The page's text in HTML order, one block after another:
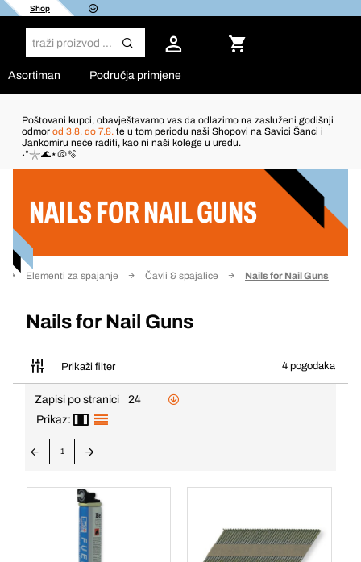
Shop
Asortiman Područja primjene
Poštovani kupci, obavještavamo vas da odlazimo na zasluženi godišnji
odmor od 3.8. do 7.8. te u tom periodu naši Shopovi na Savici Šanci i
Jankomiru neće raditi, kao ni naši kolege u uredu.
˖°𓇼🌊⋆🐚🫧
NAILS FOR NAIL GUNS
Elementi za spajanje Čavli & spajalice Nails for Nail Guns
Nails for Nail Guns
Prikaži filter 4 pogodaka
Filter
Zapisi po stranici
24
Prikaz:
1